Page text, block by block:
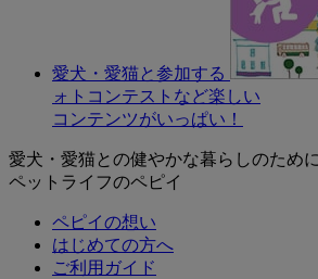
愛犬・愛猫と参加する
ォトコンテストなど楽しい
コンテンツがいっぱい！
愛犬・愛猫との健やかな暮らしのため
ペットライフのペピイ
ペピイの想い
はじめての方へ
ご利用ガイド